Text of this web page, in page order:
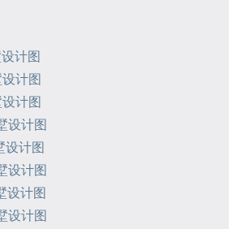
计图
计图
计图
设计图
设计图
设计图
设计图
设计图